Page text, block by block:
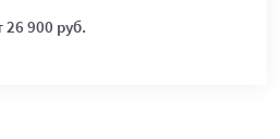
26 900 руб.